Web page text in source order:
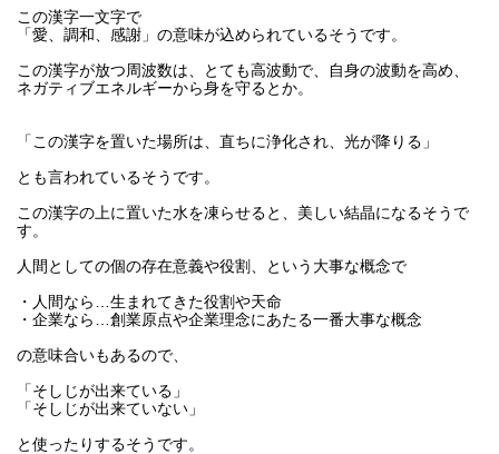
この漢字一文字で
「愛、調和、感謝」の意味が込められているそうです。
この漢字が放つ周波数は、とても高波動で、自身の波動を高め、
ネガティブエネルギーから身を守るとか。
「この漢字を置いた場所は、直ちに浄化され、光が降りる」
とも言われているそうです。
この漢字の上に置いた水を凍らせると、美しい結晶になるそうで
す。
人間としての個の存在意義や役割、という大事な概念で
・人間なら…生まれてきた役割や天命
・企業なら…創業原点や企業理念にあたる一番大事な概念
の意味合いもあるので、
「そしじが出来ている」
「そしじが出来ていない」
と使ったりするそうです。